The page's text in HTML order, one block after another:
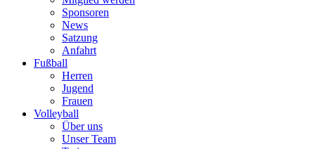
Sponsoren
News
Satzung
Anfahrt
Fußball
Herren
Jugend
Frauen
Volleyball
Über uns
Unser Team